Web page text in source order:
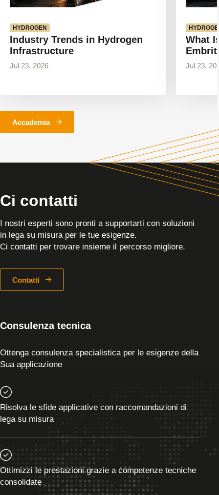
HYDROGEN
Industry Trends in Hydrogen
Infrastructure
Jul 23, 2026
What
Jul 23,
Accademia
Ci contatti
I nostri esperti sono pronti a supportarti con soluzioni
in lega su misura per le tue esigenze.
Ci contatti per trovare insieme il percorso migliore.
Contatti
Consulenza tecnica
Ottenga consulenza specialistica per le esigenze della
Sua applicazione
Risolva le sfide applicative con raccomandazioni di
lega su misura
Ottimizzi le prestazioni grazie a competenze tecniche
consolidate